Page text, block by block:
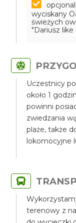
wyciskany
świeżych
"Dariusz like
Uczestnicy
około 1
powinni
zwiedzania
plaże, także
lokomocyjne
terenowy z